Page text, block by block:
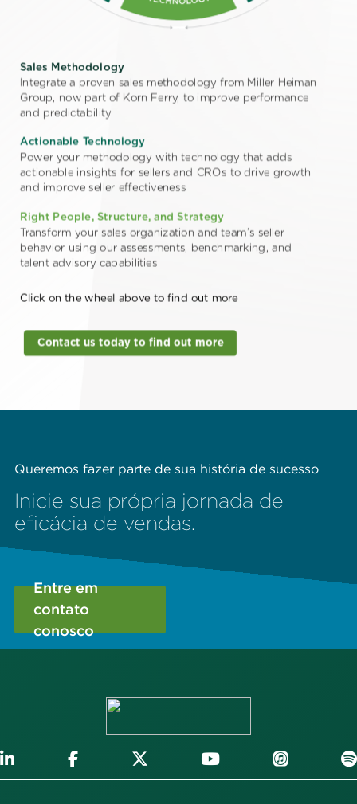
Queremos fazer parte de sua história de sucesso
Inicie sua própria jornada de
eficácia de vendas.
Entre em
contato
conosco